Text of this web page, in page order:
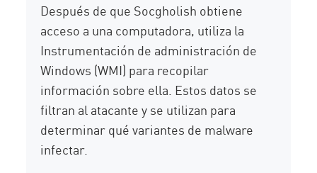
Después de que Socgholish obtiene
acceso a una computadora, utiliza la
Instrumentación de administración de
Windows (WMI) para recopilar
información sobre ella. Estos datos se
filtran al atacante y se utilizan para
determinar qué variantes de malware
infectar.